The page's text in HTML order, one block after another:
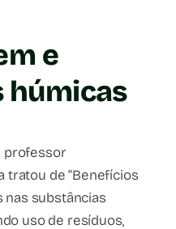
e
húmicas
professor
tratou de “Benefícios
substâncias
uso de resíduos,